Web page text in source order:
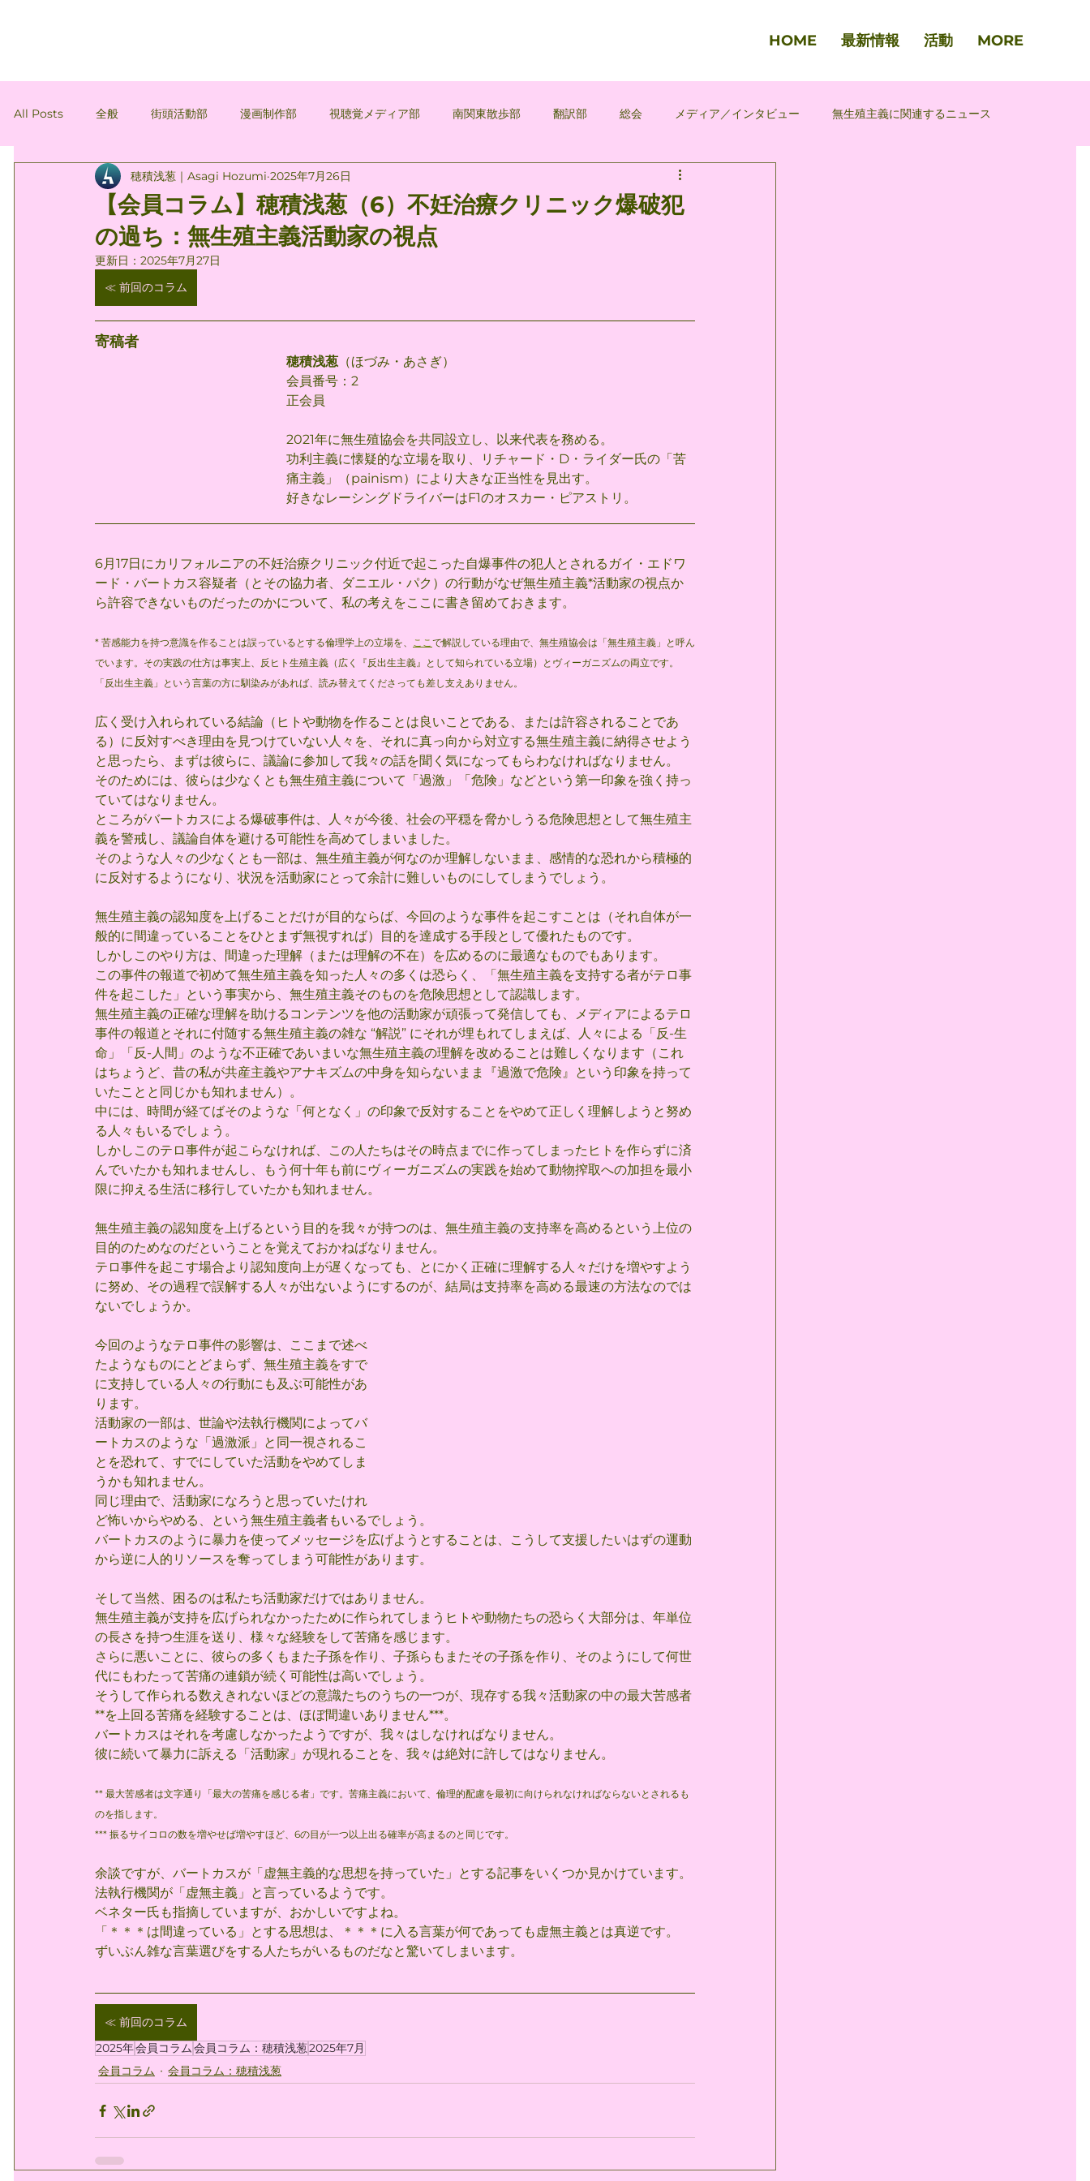
HOME 最新情報 活動 MORE
All Posts 全般 街頭活動部 漫画制作部 視聴覚メディア部 南関東散歩部 翻訳部 総会 メディア／インタビュー 無生殖主義に関連するニュース
会員コラム 会員コラム：間忠雄 会員コラム：穂積浅葱
【会員コラム】穂積浅葱（6）不妊治療クリニック爆破犯
の過ち：無生殖主義活動家の視点
穂積浅葱｜Asagi Hozumi 2025年7月26日
更新日：2025年7月27日
≪ 前回のコラム
寄稿者
穂積浅葱 （ほづみ・あさぎ）
会員番号：2
正会員
2021年に無生殖協会を共同設立し、以来代表を務める。
功利主義に懐疑的な立場を取り、リチャード・D・ライダー氏の「苦
痛主義」（painism）により大きな正当性を見出す。
好きなレーシングドライバーはF1のオスカー・ピアストリ。
6月17日にカリフォルニアの不妊治療クリニック付近で起こった自爆事件の犯人とされるガイ・エドワ
ード・バートカス容疑者（とその協力者、ダニエル・パク）の行動がなぜ無生殖主義*活動家の視点か
ら許容できないものだったのかについて、私の考えをここに書き留めておきます。
* 苦感能力を持つ意識を作ることは誤っているとする倫理学上の立場を、 ここで解説している理由で、無生殖協会は「無生殖主義」と呼ん
でいます。その実践の仕方は事実上、反ヒト生殖主義（広く『反出生主義』として知られている立場）とヴィーガニズムの両立です。
「反出生主義」という言葉の方に馴染みがあれば、読み替えてくださっても差し支えありません。
広く受け入れられている結論（ヒトや動物を作ることは良いことである、または許容されることであ
る）に反対すべき理由を見つけていない人々を、それに真っ向から対立する無生殖主義に納得させよう
と思ったら、まずは彼らに、議論に参加して我々の話を聞く気になってもらわなければなりません。
そのためには、彼らは少なくとも無生殖主義について「過激」「危険」などという第一印象を強く持っ
ていてはなりません。
ところがバートカスによる爆破事件は、人々が今後、社会の平穏を脅かしうる危険思想として無生殖主
義を警戒し、議論自体を避ける可能性を高めてしまいました。
そのような人々の少なくとも一部は、無生殖主義が何なのか理解しないまま、感情的な恐れから積極的
に反対するようになり、状況を活動家にとって余計に難しいものにしてしまうでしょう。
無生殖主義の認知度を上げることだけが目的ならば、今回のような事件を起こすことは（それ自体が一
般的に間違っていることをひとまず無視すれば）目的を達成する手段として優れたものです。
しかしこのやり方は、間違った理解（または理解の不在）を広めるのに最適なものでもあります。
この事件の報道で初めて無生殖主義を知った人々の多くは恐らく、「無生殖主義を支持する者がテロ事
件を起こした」という事実から、無生殖主義そのものを危険思想として認識します。
無生殖主義の正確な理解を助けるコンテンツを他の活動家が頑張って発信しても、メディアによるテロ
事件の報道とそれに付随する無生殖主義の雑な “解説” にそれが埋もれてしまえば、人々による「反-生
命」「反-人間」のような不正確であいまいな無生殖主義の理解を改めることは難しくなります（これ
はちょうど、昔の私が共産主義やアナキズムの中身を知らないまま『過激で危険』という印象を持って
いたことと同じかも知れません）。
中には、時間が経てばそのような「何となく」の印象で反対することをやめて正しく理解しようと努め
る人々もいるでしょう。
しかしこのテロ事件が起こらなければ、この人たちはその時点までに作ってしまったヒトを作らずに済
んでいたかも知れませんし、もう何十年も前にヴィーガニズムの実践を始めて動物搾取への加担を最小
限に抑える生活に移行していたかも知れません。
無生殖主義の認知度を上げるという目的を我々が持つのは、無生殖主義の支持率を高めるという上位の
目的のためなのだということを覚えておかねばなりません。
テロ事件を起こす場合より認知度向上が遅くなっても、とにかく正確に理解する人々だけを増やすよう
に努め、その過程で誤解する人々が出ないようにするのが、結局は支持率を高める最速の方法なのでは
ないでしょうか。
今回のようなテロ事件の影響は、ここまで述べ
たようなものにとどまらず、無生殖主義をすで
に支持している人々の行動にも及ぶ可能性があ
ります。
活動家の一部は、世論や法執行機関によってバ
ートカスのような「過激派」と同一視されるこ
とを恐れて、すでにしていた活動をやめてしま
うかも知れません。
同じ理由で、活動家になろうと思っていたけれ
ど怖いからやめる、という無生殖主義者もいるでしょう。
バートカスのように暴力を使ってメッセージを広げようとすることは、こうして支援したいはずの運動
から逆に人的リソースを奪ってしまう可能性があります。
そして当然、困るのは私たち活動家だけではありません。
無生殖主義が支持を広げられなかったために作られてしまうヒトや動物たちの恐らく大部分は、年単位
の長さを持つ生涯を送り、様々な経験をして苦痛を感じます。
さらに悪いことに、彼らの多くもまた子孫を作り、子孫らもまたその子孫を作り、そのようにして何世
代にもわたって苦痛の連鎖が続く可能性は高いでしょう。
そうして作られる数えきれないほどの意識たちのうちの一つが、現存する我々活動家の中の最大苦感者
**を上回る苦痛を経験することは、ほぼ間違いありません***。
バートカスはそれを考慮しなかったようですが、我々はしなければなりません。
彼に続いて暴力に訴える「活動家」が現れることを、我々は絶対に許してはなりません。
** 最大苦感者は文字通り「最大の苦痛を感じる者」です。苦痛主義において、倫理的配慮を最初に向けられなければならないとされるも
のを指します。
*** 振るサイコロの数を増やせば増やすほど、6の目が一つ以上出る確率が高まるのと同じです。
余談ですが、バートカスが「虚無主義的な思想を持っていた」とする記事をいくつか見かけています。
法執行機関が「虚無主義」と言っているようです。
ベネター氏も指摘していますが、おかしいですよね。
「＊＊＊は間違っている」とする思想は、＊＊＊に入る言葉が何であっても虚無主義とは真逆です。
ずいぶん雑な言葉選びをする人たちがいるものだなと驚いてしまいます。
≪ 前回のコラム
2025年会員コラム会員コラム：穂積浅葱2025年7月
会員コラム
会員コラム：穂積浅葱